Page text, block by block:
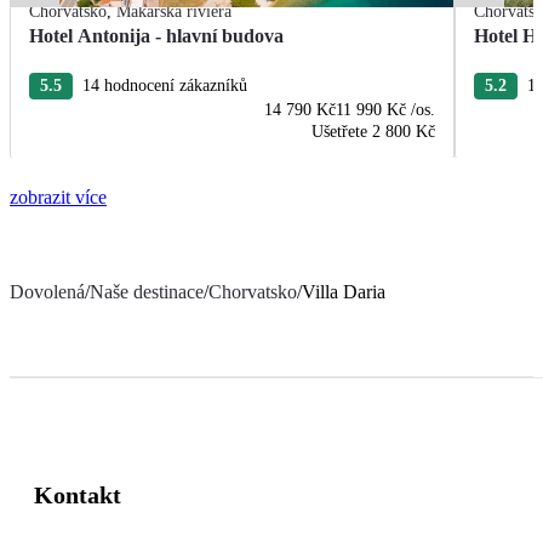
Chorvatsko,Makarská riviéra
Hotel Antonija - hlavní budova
5.5
14 hodnocení zákazníků
14 790 Kč11 990 Kč /os.
Ušetřete 2 800 Kč
Hotel
5.2
zobrazit více
Dovolená/Naše destinace/Chorvatsko/Villa Daria
Kontakt